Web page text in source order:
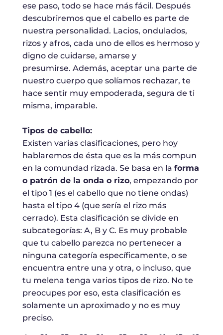
ese paso, todo se hace más fácil. Después
descubriremos que el cabello es parte de
nuestra personalidad. Lacios, ondulados,
rizos y afros, cada uno de ellos es hermoso y
digno de cuidarse, amarse y
presumirse. Además, aceptar una parte de
nuestro cuerpo que solíamos rechazar, te
hace sentir muy empoderada, segura de ti
misma, imparable.
Tipos de cabello:
Existen varias clasificaciones, pero hoy
hablaremos de ésta que es la más compun
en la comundad rizada. Se basa en la forma
o patrón de la onda o rizo, empezando por
el tipo 1 (es el cabello que no tiene ondas)
hasta el tipo 4 (que sería el rizo más
cerrado). Esta clasificación se divide en
subcategorías: A, B y C. Es muy probable
que tu cabello parezca no pertenecer a
ninguna categoría específicamente, o se
encuentra entre una y otra, o incluso, que
tu melena tenga varios tipos de rizo. No te
preocupes por eso, esta clasificación es
solamente un aproximado y no es muy
preciso.